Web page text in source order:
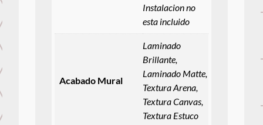
Instalacion no
esta incluido
Acabado Mural
Laminado
Brillante,
Laminado Matte,
Textura Arena,
Textura Canvas,
Textura Estuco